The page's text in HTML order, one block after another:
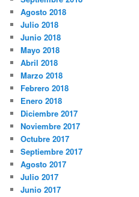
Agosto 2018
Julio 2018
Junio 2018
Mayo 2018
Abril 2018
Marzo 2018
Febrero 2018
Enero 2018
Diciembre 2017
Noviembre 2017
Octubre 2017
Septiembre 2017
Agosto 2017
Julio 2017
Junio 2017